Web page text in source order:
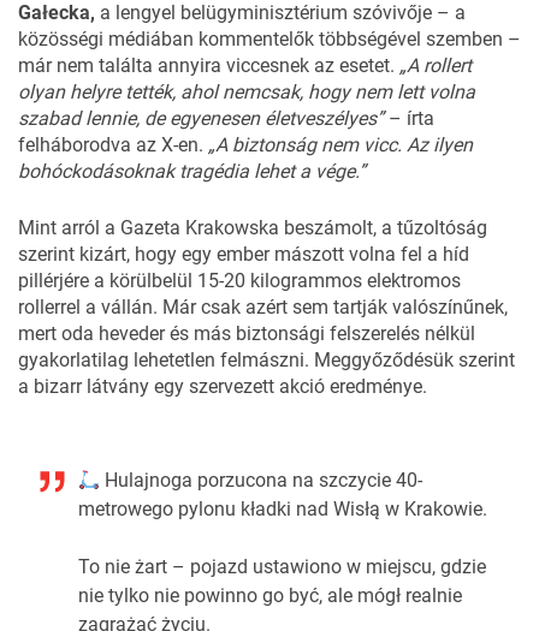
Gałecka, a lengyel belügyminisztérium szóvivője – a
közösségi médiában kommentelők többségével szemben –
már nem találta annyira viccesnek az esetet. „A rollert
olyan helyre tették, ahol nemcsak, hogy nem lett volna
szabad lennie, de egyenesen életveszélyes”– írta
felháborodva az X-en. „A biztonság nem vicc. Az ilyen
bohóckodásoknak tragédia lehet a vége.”
Mint arról a Gazeta Krakowska beszámolt, a tűzoltóság
szerint kizárt, hogy egy ember mászott volna fel a híd
pillérjére a körülbelül 15-20 kilogrammos elektromos
rollerrel a vállán. Már csak azért sem tartják valószínűnek,
mert oda heveder és más biztonsági felszerelés nélkül
gyakorlatilag lehetetlen felmászni. Meggyőződésük szerint
a bizarr látvány egy szervezett akció eredménye.
Hulajnoga porzucona na szczycie 40-
metrowego pylonu kładki nad Wisłą w Krakowie.
To nie żart – pojazd ustawiono w miejscu, gdzie
nie tylko nie powinno go być, ale mógł realnie
zagrażać życiu.